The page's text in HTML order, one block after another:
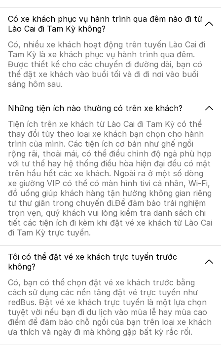
Có xe khách phục vụ hành trình qua đêm nào đi từ
Lào Cai đi Tam Kỳ không?
Có, nhiều xe khách hoạt động trên tuyến Lào Cai đi
Tam Kỳ là xe khách phục vụ hành trình qua đêm.
Được thiết kế cho các chuyến đi đường dài, bạn có
thể đặt xe khách vào buổi tối và đi đi nơi vào buổi
sáng hôm sau.
Những tiện ích nào thường có trên xe khách?
Tiện ích trên xe khách từ Lào Cai đi Tam Kỳ có thể
thay đổi tùy theo loại xe khách bạn chọn cho hành
trình của mình. Các tiện ích cơ bản như ghế ngồi
rộng rãi, thoải mái, có thể điều chỉnh độ ngả phù hợp
với tư thế hay hệ thống điều hòa hiện đại đều có mặt
trên hầu hết các xe khách. Ngoài ra ở một số dòng
xe giường VIP có thể có màn hình tivi cá nhân, Wi-Fi,
đồ uống giúp khách hàng tận hưởng không gian riêng
tư thư giãn trong chuyến đi.Để đảm bảo trải nghiệm
trọn vẹn, quý khách vui lòng kiểm tra danh sách chi
tiết các tiện ích đi kèm khi đặt vé xe khách từ Lào Cai
đi Tam Kỳ trực tuyến.
Tôi có thể đặt vé xe khách trực tuyến trước
không?
Có, bạn có thể chọn đặt vé xe khách trước bằng
cách sử dụng các nền tảng đặt vé trực tuyến như
redBus. Đặt vé xe khách trực tuyến là một lựa chọn
tuyệt vời nếu bạn đi du lịch vào mùa lễ hay mùa cao
điểm để đảm bảo chỗ ngồi của bạn trên loại xe khách
ưa thích và ngày đi mà không gặp bất kỳ rắc rối.